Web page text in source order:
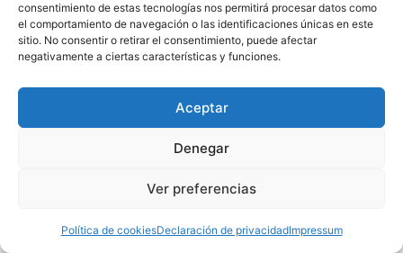
consentimiento de estas tecnologías nos permitirá procesar datos como
el comportamiento de navegación o las identificaciones únicas en este
sitio. No consentir o retirar el consentimiento, puede afectar
negativamente a ciertas características y funciones.
Aceptar
Denegar
Ver preferencias
Política de cookiesDeclaración de privacidadImpressum